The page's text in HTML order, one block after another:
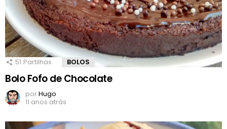
51 Partilhas BOLOS
Bolo Fofo de Chocolate
porHugo
11 anos atrás